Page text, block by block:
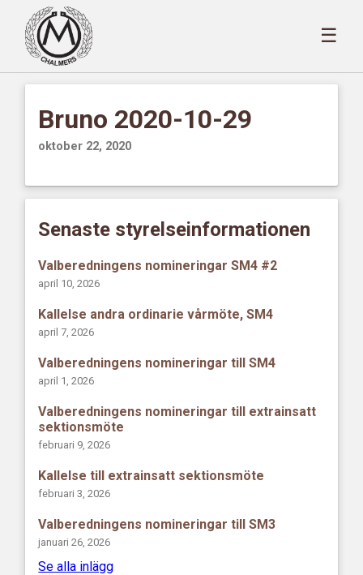
☰
Bruno 2020-10-29
oktober 22, 2020
Senaste styrelseinformationen
Valberedningens nomineringar SM4 #2
april 10, 2026
Kallelse andra ordinarie vårmöte, SM4
april 7, 2026
Valberedningens nomineringar till SM4
april 1, 2026
Valberedningens nomineringar till extrainsatt
sektionsmöte
februari 9, 2026
Kallelse till extrainsatt sektionsmöte
februari 3, 2026
Valberedningens nomineringar till SM3
januari 26, 2026
Se alla inlägg